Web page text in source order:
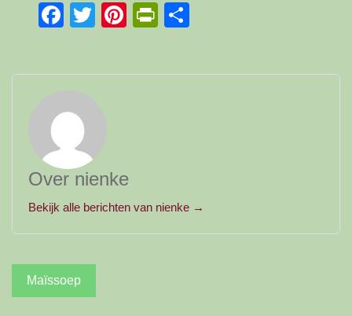
Facebook
TwitterPinterest
PrintFriendly
Over nienke
Bekijk alle berichten van nienke →
Bericht
navigatie
Maïssoep